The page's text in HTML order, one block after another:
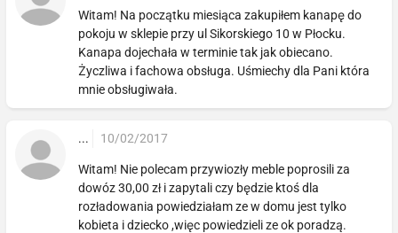
Witam! Na początku miesiąca zakupiłem kanapę do
pokoju w sklepie przy ul Sikorskiego 10 w Płocku.
Kanapa dojechała w terminie tak jak obiecano.
Życzliwa i fachowa obsługa. Uśmiechy dla Pani która
mnie obsługiwała.
... 10/02/2017
Witam! Nie polecam przywiozły meble poprosili za
dowóz 30,00 zł i zapytali czy będzie ktoś dla
rozładowania powiedziałam ze w domu jest tylko
kobieta i dziecko ,więc powiedzieli ze ok poradzą.